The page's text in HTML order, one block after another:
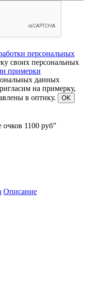
персональных
своих персональных
примерки
данных
на примерку,
в оптику.
OK
очков 1100 руб”
Описание